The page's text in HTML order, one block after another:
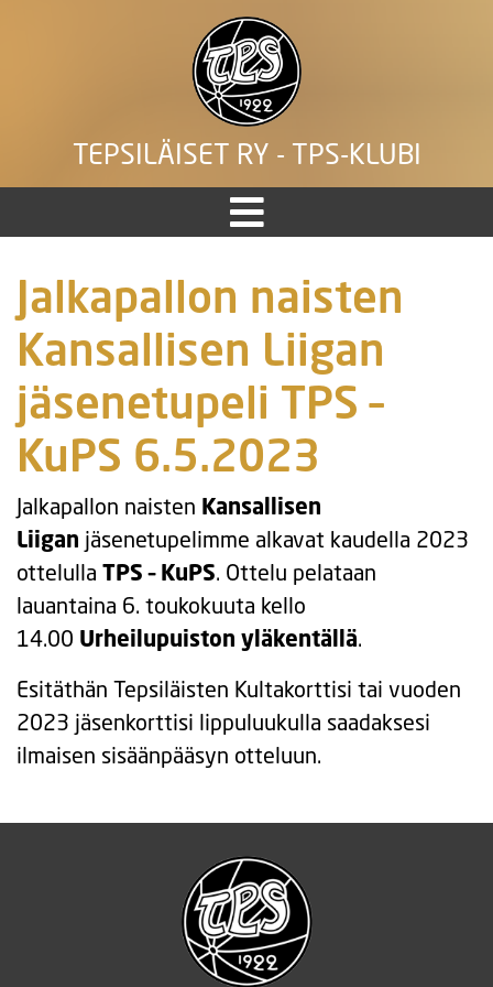
TEPSILÄISET RY - TPS-KLUBI
Jalkapallon naisten
Kansallisen Liigan
jäsenetupeli TPS –
KuPS 6.5.2023
Jalkapallon naisten Kansallisen
Liigan jäsenetupelimme alkavat kaudella 2023
ottelulla TPS – KuPS. Ottelu pelataan
lauantaina 6. toukokuuta kello
14.00 Urheilupuiston yläkentällä.
Esitäthän Tepsiläisten Kultakorttisi tai vuoden
2023 jäsenkorttisi lippuluukulla saadaksesi
ilmaisen sisäänpääsyn otteluun.